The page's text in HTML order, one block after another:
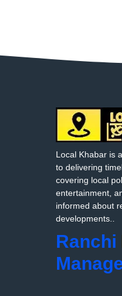
Local Khabar is
to delivering
covering local
entertainment,
informed about
developments..
Ranchi